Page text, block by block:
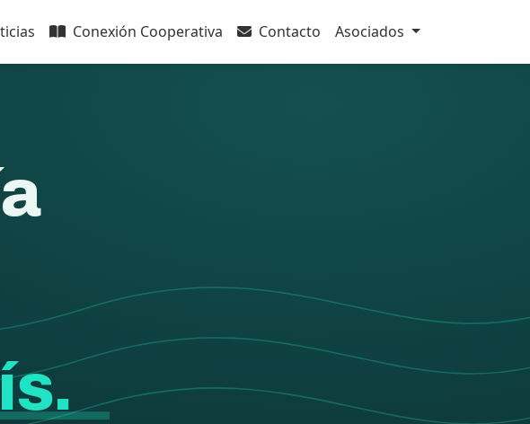
Conexión Cooperativa Contacto Asociados